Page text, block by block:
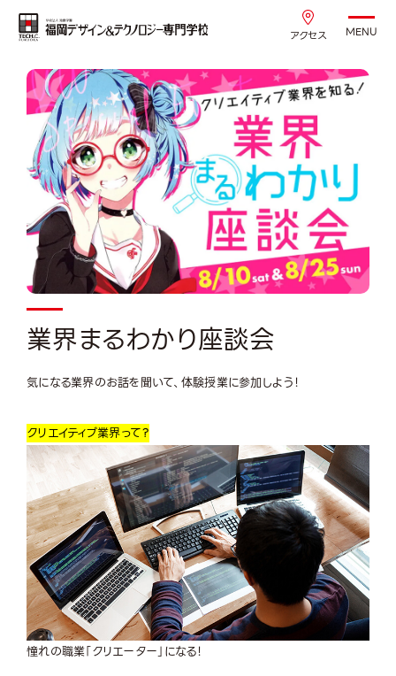
アクセス MENU
業界まるわかり座談会
気になる業界のお話を聞いて、体験授業に参加しよう！
クリエイティブ業界って？
憧れの職業「クリエーター」になる！